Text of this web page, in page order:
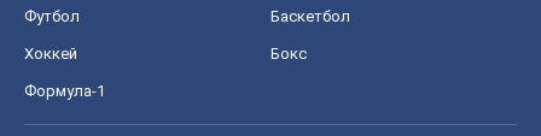
Футбол Баскетбол
Хоккей Бокс
Формула-1